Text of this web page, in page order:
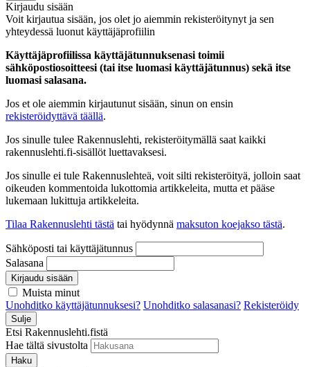
Kirjaudu sisään
Voit kirjautua sisään, jos olet jo aiemmin rekisteröitynyt ja sen
yhteydessä luonut käyttäjäprofiilin
Käyttäjäprofiilissa käyttäjätunnuksenasi toimii
sähköpostiosoitteesi (tai itse luomasi käyttäjätunnus) sekä itse
luomasi salasana.
Jos et ole aiemmin kirjautunut sisään, sinun on ensin
rekisteröidyttävä täällä.
Jos sinulle tulee Rakennuslehti, rekisteröitymällä saat kaikki
rakennuslehti.fi-sisällöt luettavaksesi.
Jos sinulle ei tule Rakennuslehteä, voit silti rekisteröityä, jolloin saat
oikeuden kommentoida lukottomia artikkeleita, mutta et pääse
lukemaan lukittuja artikkeleita.
Tilaa Rakennuslehti tästä tai hyödynnä maksuton koejakso tästä.
Sähköposti tai käyttäjätunnus
Salasana
Kirjaudu sisään
Muista minut
Unohditko käyttäjätunnuksesi? Unohditko salasanasi? Rekisteröidy
Sulje
Etsi Rakennuslehti.fistä
Hae tältä sivustolta
Haku